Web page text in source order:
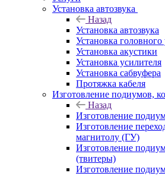
Установка автозвука
Назад
Установка автозвука
Установка головного
Установка акустики
Установка усилителя
Установка сабвуфера
Протяжка кабеля
Изготовление подиумов,
Назад
Изготовление
Изготовление
магнитолу (ГУ)
Изготовление
(твитеры)
Изготовление